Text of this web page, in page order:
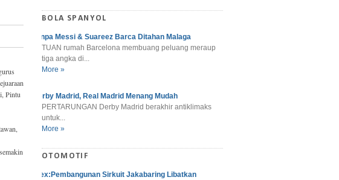
Pintu
BOLA SPANYOL
Tanpa Messi & Suareez Barca Ditahan Malaga
TUAN rumah Barcelona membuang peluang meraup
tiga angka di...
More »
Derby Madrid, Real Madrid Menang Mudah
PERTARUNGAN Derby Madrid berakhir antiklimaks
untuk...
More »
OTOMOTIF
Alex:Pembangunan Sirkuit Jakabaring Libatkan